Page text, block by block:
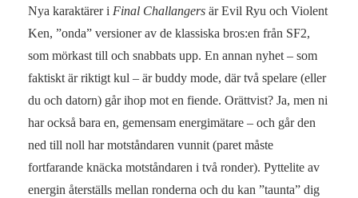
Nya karaktärer i Final Challangers är Evil Ryu och Violent
Ken, ”onda” versioner av de klassiska bros:en från SF2,
som mörkast till och snabbats upp. En annan nyhet – som
faktiskt är riktigt kul – är buddy mode, där två spelare (eller
du och datorn) går ihop mot en fiende. Orättvist? Ja, men ni
har också bara en, gemensam energimätare – och går den
ned till noll har motståndaren vunnit (paret måste
fortfarande knäcka motståndaren i två ronder). Pyttelite av
energin återställs mellan ronderna och du kan ”taunta” dig